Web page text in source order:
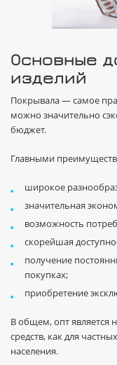
Основные
изделий
Покрывала — самое
можно значительно
бюджет.
Главными
широкое
значительная
возможность
скорейшая
получение
покупках;
приобретение
В общем, опт
средств, как для
населения.